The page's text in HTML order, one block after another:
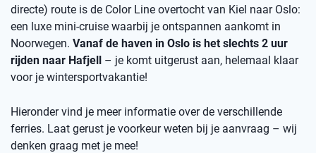
directe) route is de Color Line overtocht van Kiel naar Oslo:
een luxe mini-cruise waarbij je ontspannen aankomt in
Noorwegen. Vanaf de haven in Oslo is het slechts 2 uur
rijden naar Hafjell – je komt uitgerust aan, helemaal klaar
voor je wintersportvakantie!
Hieronder vind je meer informatie over de verschillende
ferries. Laat gerust je voorkeur weten bij je aanvraag – wij
denken graag met je mee!